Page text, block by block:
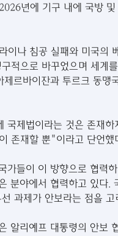
년에 기구 내에 국방
이나 침공 실패와 미국의
적으로 바꾸었으며 세계
제르바이잔과 투르크 동
국제법이라는 것은 존재
존재할 뿐"이라고 단언했
가들이 이 방향으로 협력
분야에서 협력하고 있다
과제가 안보라는 점을
알리예프 대통령의 안보